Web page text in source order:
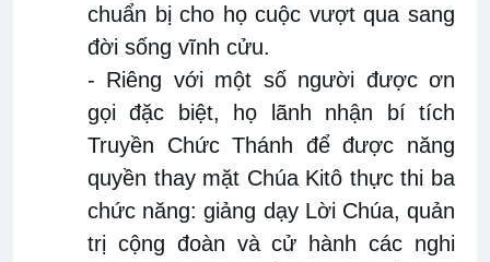
chuẩn bị cho họ cuộc vượt qua sang
đời sống vĩnh cửu.
- Riêng với một số người được ơn
gọi đặc biệt, họ lãnh nhận bí tích
Truyền Chức Thánh để được năng
quyền thay mặt Chúa Kitô thực thi ba
chức năng: giảng dạy Lời Chúa, quản
trị cộng đoàn và cử hành các nghi